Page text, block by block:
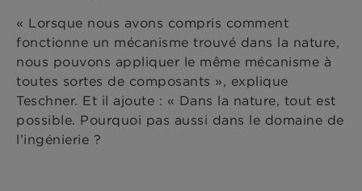
« Lorsque nous avons compris comment
fonctionne un mécanisme trouvé dans la nature,
nous pouvons appliquer le même mécanisme à
toutes sortes de composants », explique
Teschner. Et il ajoute : « Dans la nature, tout est
possible. Pourquoi pas aussi dans le domaine de
l’ingénierie ?